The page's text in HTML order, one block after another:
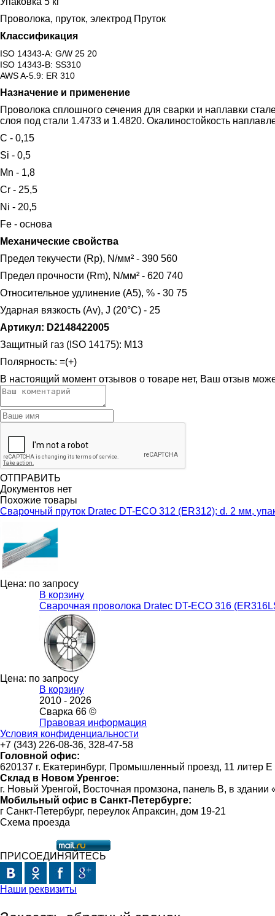
Проволока, пруток, электрод Пруток
Классификация
ISO 14343-A: G/W 25 20
ISO 14343-B: SS310
AWS A-5.9: ER 310
Назначение и применение
Проволока сплошного сечения для сварки и наплавки
слоя под стали 1.4733 и 1.4820. Окалиностойкость
C - 0,15
Si - 0,5
Mn - 1,8
Cr - 25,5
Ni - 20,5
Fe - основа
Механические свойства
Предел текучести (Rp), N/мм² - 390 560
Предел прочности (Rm), N/мм² - 620 740
Относительное удлинение (A5), % - 30 75
Ударная вязкость (Av), J (20°C) - 25
Артикул: D2148422005
Защитный газ (ISO 14175): M13
Полярность: =(+)
В настоящий момент отзывов о товаре нет, Ваш отзыв
ОТПРАВИТЬ
Документов нет
Похожие товары
Сварочный пруток Dratec DT-ECO 312 (ER312); d. 2 мм,
Цена: по запросу
В корзину
Сварочная проволока Dratec DT-ECO 316
Цена: по запросу
В корзину
2010 - 2026
Сварка 66 ©
Правовая информация
Условия конфиденциальности
+7 (343) 226-08-36, 328-47-58
Головной офис:
620137 г. Екатеринбург, Промышленный проезд, 11 литер Е
Склад в Новом Уренгое:
г. Новый Уренгой, Восточная промзона, панель В, в
Мобильный офис в Санкт-Петербурге:
г Санкт-Петербург, переулок Апраксин, дом 19-21
Схема проезда
ПРИСОЕДИНЯЙТЕСЬ
Наши реквизиты